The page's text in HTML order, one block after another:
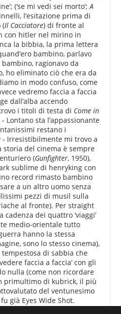
(‘se mi vedi sei morto’; A
l’esitazione prima di
(Il Cacciatore) di fronte al
con hitler nel mirino in
la bibbia, la prima lettera
bambino, parlavo
ragionavo da
ho eliminato ciò che era da
in modo confuso, come
vedremo faccia a faccia
dall’alba accendo
i titoli di testa di Come in
Lontano sta l’appassionante
restano i
- Irresistibilmente mi trovo a
storia del cinema è sempre
(Gunfighter, 1950),
sublime di henryking con
record rimasto bambino
a un altro uomo senza
pezzi di musil sulla
al fronte). Per straight
dei quattro ‘viaggi’
medio-orientale tutto
hanno la stessa
sono lo stesso cinema),
di sabbia che
faccia a faccia’ con gli
nulla (come non ricordare
primultimo di kubrick, il più
del ventunesimo
già Eyes Wide Shot.